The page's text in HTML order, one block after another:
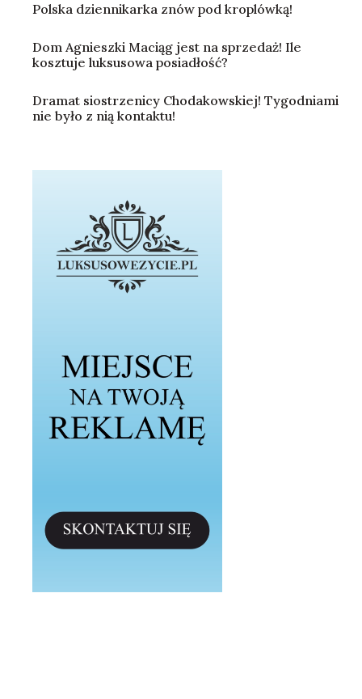
Polska dziennikarka znów pod kroplówką!
Dom Agnieszki Maciąg jest na sprzedaż! Ile
kosztuje luksusowa posiadłość?
Dramat siostrzenicy Chodakowskiej! Tygodniami
nie było z nią kontaktu!